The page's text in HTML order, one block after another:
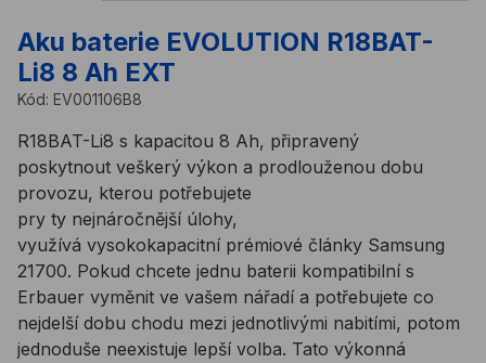
Aku baterie EVOLUTION R18BAT-
Li8 8 Ah EXT
Kód: EV001106B8
R18BAT-Li8 s kapacitou 8 Ah, připravený
poskytnout veškerý výkon a prodlouženou dobu
provozu, kterou potřebujete
pry ty nejnáročnější úlohy,
využívá vysokokapacitní prémiové články Samsung
21700. Pokud chcete jednu baterii kompatibilní s
Erbauer vyměnit ve vašem nářadí a potřebujete co
nejdelší dobu chodu mezi jednotlivými nabitími, potom
jednoduše neexistuje lepší volba. Tato výkonná